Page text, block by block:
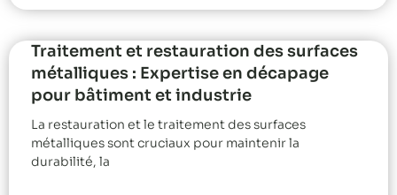
Traitement et restauration des surfaces
métalliques : Expertise en décapage
pour bâtiment et industrie
La restauration et le traitement des surfaces
métalliques sont cruciaux pour maintenir la
durabilité, la